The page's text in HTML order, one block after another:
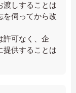
渡しすることは
を伺ってから改
許可なく、企
提供することは